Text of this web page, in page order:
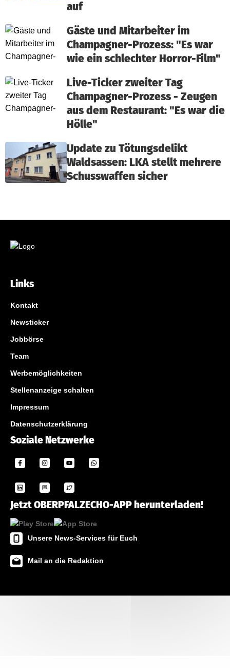
auf
Gäste und Mitarbeiter im
Champagner-Prozess: "Es war
wie ein schlechter Horror-Film"
Live-Ticker zweiter Tag
Champagner-Prozess - Zeugen
aus dem Restaurant: "Es war die
Hölle"
Update zu Tötungsdelikt
Waldsassen: LKA stellt mehrere
Schusswaffen sicher
Links
Kontakt
Newsticker
Jobbörse
Team
Werbemöglichkeiten
Stellenanzeige schalten
Impressum
Datenschutzerklärung
Soziale Netzwerke
Jetzt OBERPFALZECHO-APP herunterladen!
Unsere News-Services für Euch
Mail an die Redaktion